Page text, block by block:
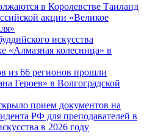
в Королевстве Таиланд
акции «Великое
искусства
«Алмазная колесница» в
из 66 регионов прошли
Героев» в Волгоградской
прием документов на
РФ для преподавателей в
в 2026 году